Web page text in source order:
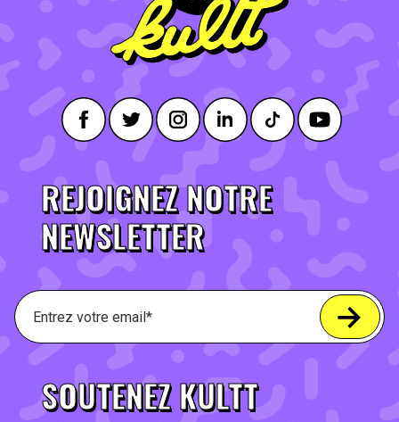
REJOIGNEZ NOTRE
NEWSLETTER
SOUTENEZ KULTT